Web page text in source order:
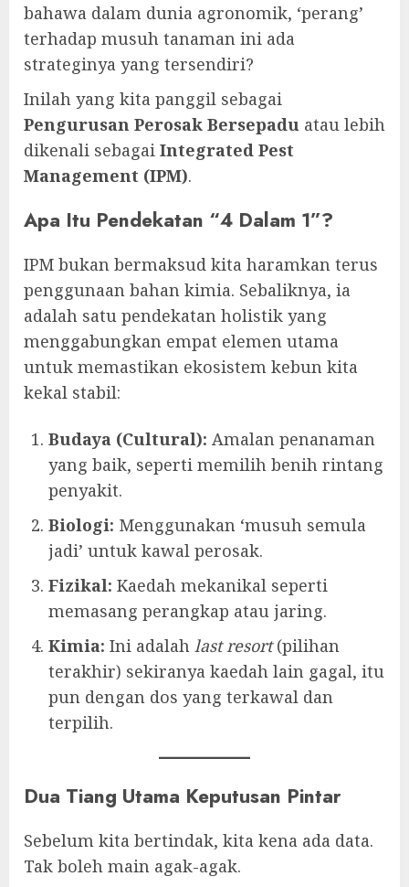
bahawa dalam dunia agronomik, ‘perang’
terhadap musuh tanaman ini ada
strateginya yang tersendiri?
Inilah yang kita panggil sebagai
Pengurusan Perosak Bersepadu atau lebih
dikenali sebagai Integrated Pest
Management (IPM).
Apa Itu Pendekatan “4 Dalam 1”?
IPM bukan bermaksud kita haramkan terus
penggunaan bahan kimia. Sebaliknya, ia
adalah satu pendekatan holistik yang
menggabungkan empat elemen utama
untuk memastikan ekosistem kebun kita
kekal stabil:
Budaya (Cultural): Amalan penanaman
yang baik, seperti memilih benih rintang
penyakit.
Biologi: Menggunakan ‘musuh semula
jadi’ untuk kawal perosak.
Fizikal: Kaedah mekanikal seperti
memasang perangkap atau jaring.
Kimia: Ini adalah last resort(pilihan
terakhir) sekiranya kaedah lain gagal, itu
pun dengan dos yang terkawal dan
terpilih.
Dua Tiang Utama Keputusan Pintar
Sebelum kita bertindak, kita kena ada data.
Tak boleh main agak-agak.